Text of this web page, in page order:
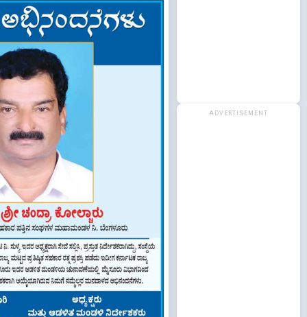
ADVERTISEMENT